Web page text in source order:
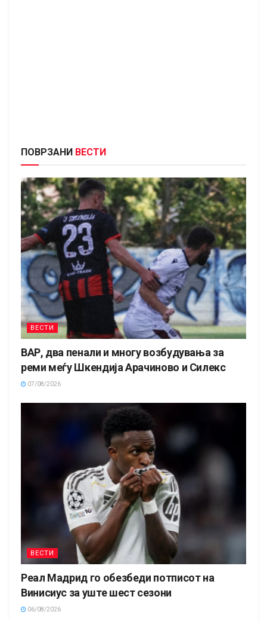
ПОВРЗАНИ ВЕСТИ
ВЕСТИ
ВАР, два пенали и многу возбудувања за
реми меѓу Шкендија Арачиново и Силекс
07/08/2026
ВЕСТИ
Реал Мадрид го обезбеди потписот на
Винисиус за уште шест сезони
06/08/2026